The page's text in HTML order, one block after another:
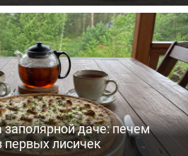
даче: печем
лисичек